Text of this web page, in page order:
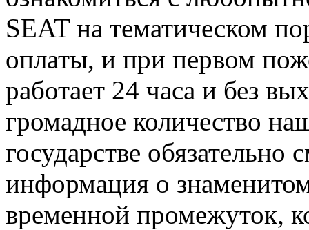
SEAT на тематическом
оплаты, и при первом
работает 24 часа и без
громадное количество
государстве обязательно
информация о знаменитом
временной промежуток,